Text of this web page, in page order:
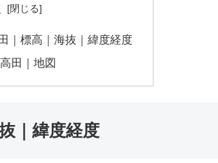
｜標高｜海抜｜緯度経度
田｜地図
｜緯度経度